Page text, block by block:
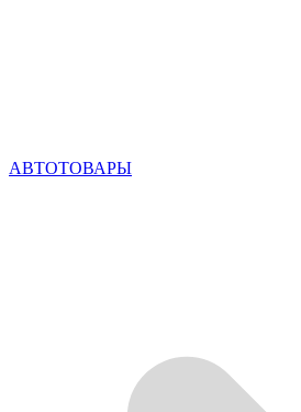
АВТОТОВАРЫ